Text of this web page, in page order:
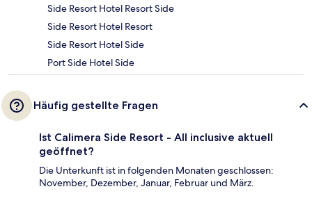
Side Resort Hotel Resort Side
Side Resort Hotel Resort
Side Resort Hotel Side
Port Side Hotel Side
Häufig gestellte Fragen
Ist Calimera Side Resort - All inclusive aktuell
geöffnet?
Die Unterkunft ist in folgenden Monaten geschlossen:
November, Dezember, Januar, Februar und März.